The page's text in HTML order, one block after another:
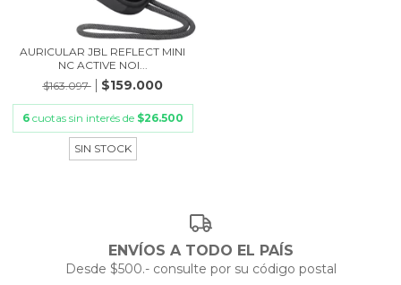
AURICULAR JBL REFLECT MINI
NC ACTIVE NOI...
$163.097
$159.000
6 cuotas sin interés de $26.500
SIN STOCK
ENVÍOS A TODO EL PAÍS
Desde $500.- consulte por su código postal